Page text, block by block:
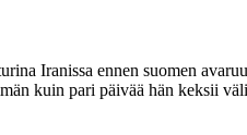
Iranissa ennen suomen
kuin pari päivää hän keksii